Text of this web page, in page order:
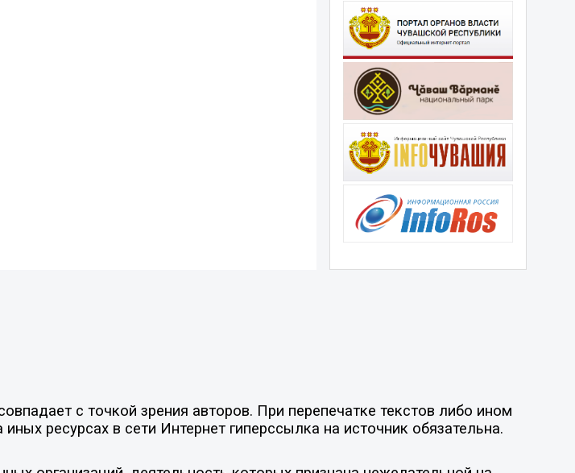
с точкой зрения авторов. При перепечатке текстов либо ином
ресурсах в сети Интернет гиперссылка на источник обязательна.